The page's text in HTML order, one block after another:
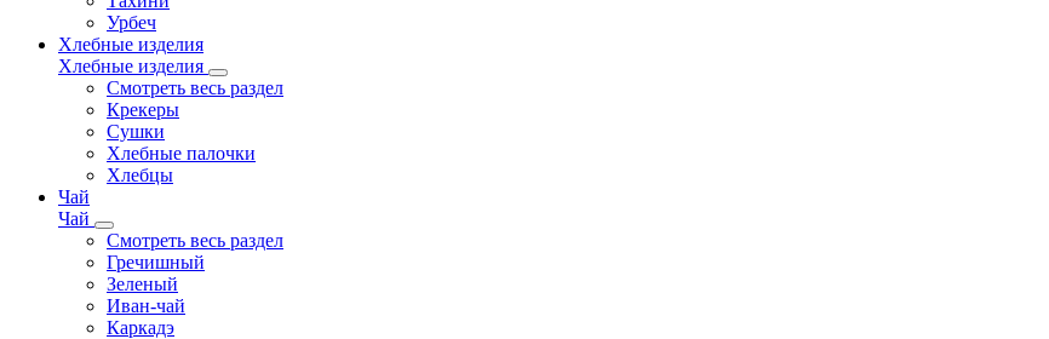
Урбеч
Хлебные изделия
Хлебные изделия
Смотреть весь раздел
Крекеры
Сушки
Хлебные палочки
Хлебцы
Чай
Чай
Смотреть весь раздел
Гречишный
Зеленый
Иван-чай
Каркадэ